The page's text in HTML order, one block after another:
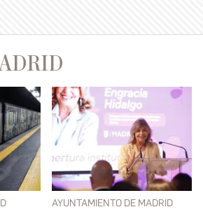
AYUNTAMIENTO DE MADRID